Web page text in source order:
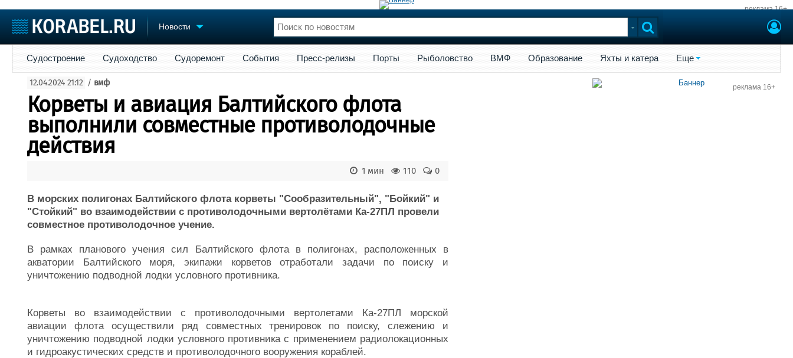
реклама 16+
Новости
Судостроение
Пульс
Новости
Компании
Репутация
Работа
Крюинг
Торговая площадка
Доска объявлений
Продажа флота
Изделия
Материалы
Конференции
Личности
Флот
Форум
Отзывы
Все службы
Судостроение Судоходство Судоремонт События Пресс-релизы Порты Рыболовство ВМФ Образование Яхты и катера Еще
12.04.2024 21:12 / вмф
Корветы и авиация Балтийского флота
выполнили совместные противолодочные
действия
0
110
1 мин
В морских полигонах Балтийского флота корветы "Сообразительный", "Бойкий" и
"Стойкий" во взаимодействии с противолодочными вертолётами Ка-27ПЛ провели
совместное противолодочное учение.
В рамках планового учения сил Балтийского флота в полигонах, расположенных в
акватории Балтийского моря, экипажи корветов отработали задачи по поиску и
уничтожению подводной лодки условного противника.
Корветы во взаимодействии с противолодочными вертолетами Ка-27ПЛ морской
авиации флота осуществили ряд совместных тренировок по поиску, слежению и
уничтожению подводной лодки условного противника с применением радиолокационных
и гидроакустических средств и противолодочного вооружения кораблей.
реклама 16+